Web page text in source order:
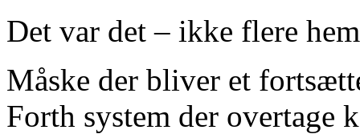
Det var det – ikke flere
Måske der bliver et
Forth system der overtage